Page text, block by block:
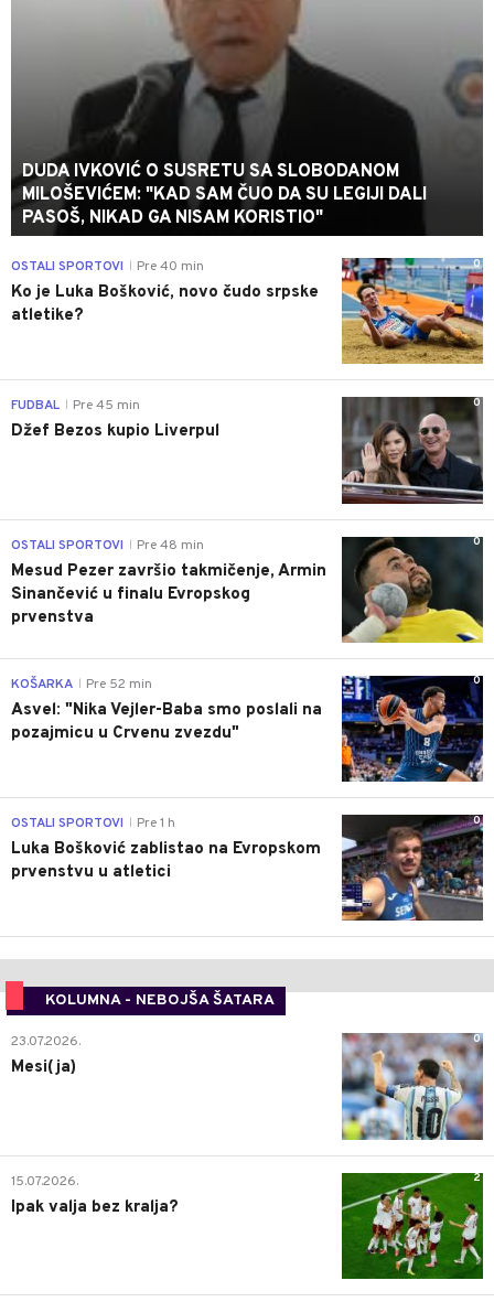
DUDA IVKOVIĆ O SUSRETU SA SLOBODANOM
MILOŠEVIĆEM: "KAD SAM ČUO DA SU LEGIJI DALI
PASOŠ, NIKAD GA NISAM KORISTIO"
0
OSTALI SPORTOVI Pre 40 min
Ko je Luka Bošković, novo čudo srpske
atletike?
0
FUDBAL Pre 45 min
Džef Bezos kupio Liverpul
0
OSTALI SPORTOVI Pre 48 min
Mesud Pezer završio takmičenje, Armin
Sinančević u finalu Evropskog
prvenstva
0
KOŠARKA Pre 52 min
Asvel: "Nika Vejler-Baba smo poslali na
pozajmicu u Crvenu zvezdu"
0
OSTALI SPORTOVI Pre 1 h
Luka Bošković zablistao na Evropskom
prvenstvu u atletici
KOLUMNA - NEBOJŠA ŠATARA
0
23.07.2026.
Mesi(ja)
2
15.07.2026.
Ipak valja bez kralja?